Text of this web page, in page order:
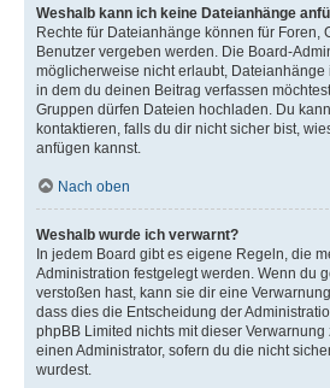
Weshalb kann ich keine Dateianhänge
Rechte für Dateianhänge können für Foren,
Benutzer vergeben werden. Die Board-
möglicherweise nicht erlaubt, Dateianhänge
in dem du deinen Beitrag verfassen
Gruppen dürfen Dateien hochladen. Du
kontaktieren, falls du dir nicht sicher bist,
anfügen kannst.
Nach oben
Weshalb wurde ich verwarnt?
In jedem Board gibt es eigene Regeln, die
Administration festgelegt werden. Wenn du
verstoßen hast, kann sie dir eine
dass dies die Entscheidung der
phpBB Limited nichts mit dieser Verwarnung
einen Administrator, sofern du die nicht
wurdest.